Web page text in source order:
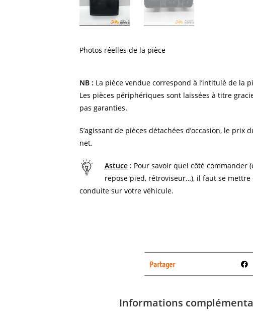
Photos réelles de la pièce
NB : La pièce vendue correspond à l’intitulé de la
Les pièces périphériques sont laissées à titre
pas garanties.
S’agissant de pièces détachées d’occasion, le prix
net.
Astuce: Pour savoir quel côté commander
repose pied, rétroviseur…), il faut se
conduite sur votre véhicule.
Partager
Informations